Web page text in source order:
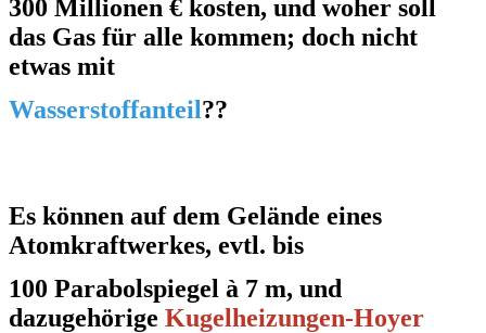
300 Millionen € kosten, und woher soll
das Gas für alle kommen; doch nicht
etwas mit
Wasserstoffanteil??
Es können auf dem Gelände eines
Atomkraftwerkes, evtl. bis
100 Parabolspiegel à 7 m, und
dazugehörige Kugelheizungen-Hoyer